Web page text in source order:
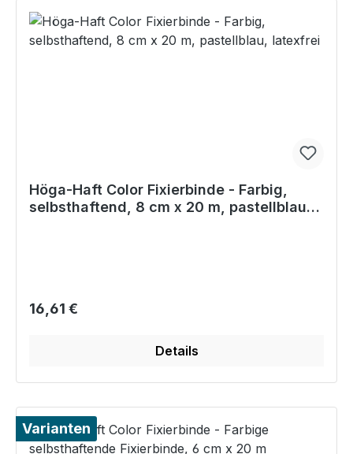
Höga-Haft Color Fixierbinde - Farbig,
selbsthaftend, 8 cm x 20 m, pastellblau,
Regulärer Preis:
16,61 €
Details
Varianten